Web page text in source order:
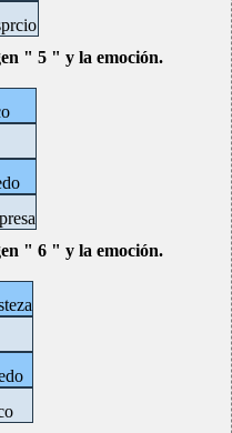
" 5 " y la emoción.
" 6 " y la emoción.